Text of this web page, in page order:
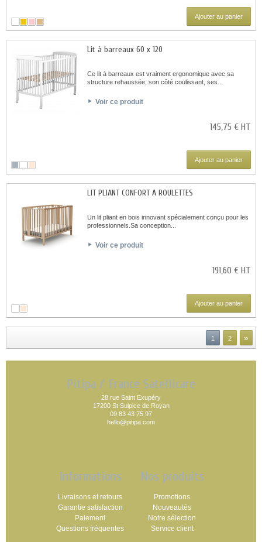
Ajouter au panier
Lit à barreaux 60 x 120
Ce lit à barreaux est vraiment ergonomique avec sa
structure rehaussée, son côté coulissant, ses...
Voir ce produit
145,75 € HT
Ajouter au panier
LIT PLIANT CONFORT A ROULETTES
Un lit pliant en bois innovant spécialement conçu pour les
professionnels.Sa conception...
Voir ce produit
191,60 € HT
Ajouter au panier
1 2 »
Pitipa / France Satellicare
28 rue Saint Exupéry
17200 St Sulpice de Royan
09 83 43 75 97
hello@pitipa.com
Informations
Livraisons et retours
Garantie satisfaction
Paiement
Questions fréquentes
Nos produits
Promotions
Nouveautés
Notre sélection
Service client